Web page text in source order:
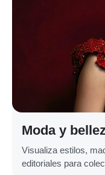
Moda y
Visualiza estilos,
editoriales para